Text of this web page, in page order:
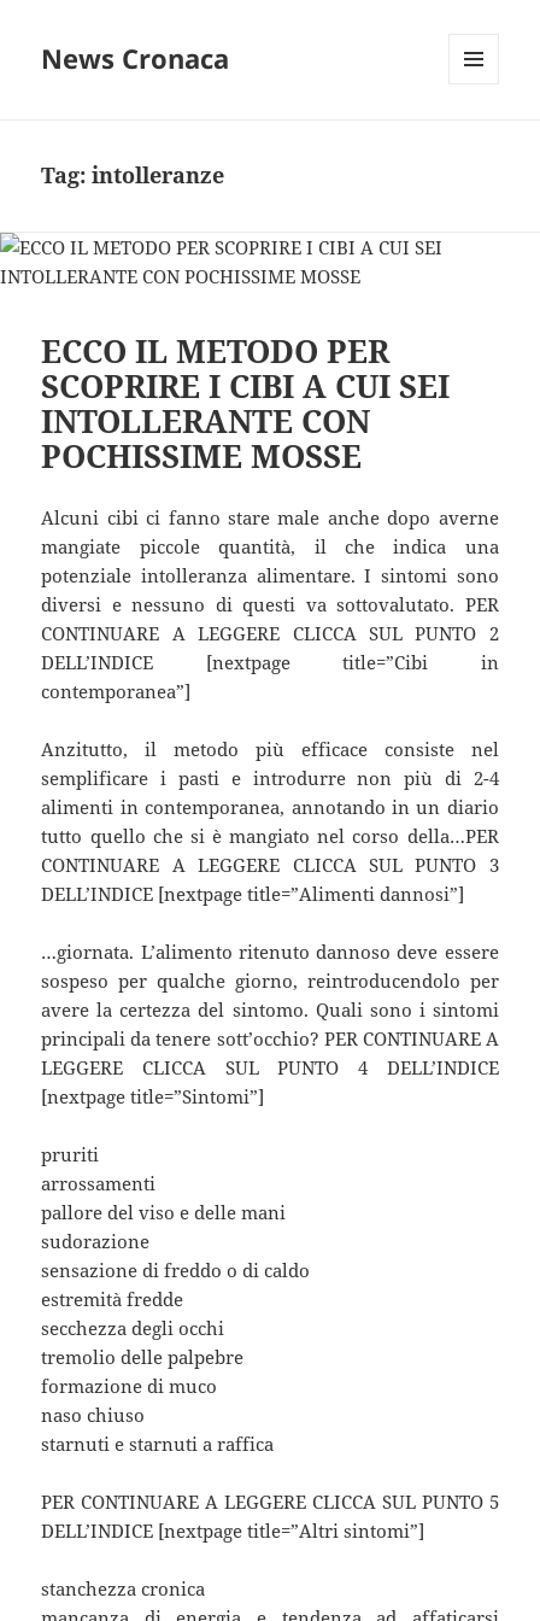
News Cronaca
Tag:intolleranze
ECCO IL METODO PER
SCOPRIRE I CIBI A CUI SEI
INTOLLERANTE CON
POCHISSIME MOSSE
Alcuni cibi ci fanno stare male anche dopo averne
mangiate piccole quantità, il che indica una
potenziale intolleranza alimentare. I sintomi sono
diversi e nessuno di questi va sottovalutato. PER
CONTINUARE A LEGGERE CLICCA SUL PUNTO 2
DELL’INDICE [nextpage title=”Cibi in
contemporanea”]
Anzitutto, il metodo più efficace consiste nel
semplificare i pasti e introdurre non più di 2-4
alimenti in contemporanea, annotando in un diario
tutto quello che si è mangiato nel corso della…PER
CONTINUARE A LEGGERE CLICCA SUL PUNTO 3
DELL’INDICE [nextpage title=”Alimenti dannosi”]
…giornata. L’alimento ritenuto dannoso deve essere
sospeso per qualche giorno, reintroducendolo per
avere la certezza del sintomo. Quali sono i sintomi
principali da tenere sott’occhio? PER CONTINUARE A
LEGGERE CLICCA SUL PUNTO 4 DELL’INDICE
[nextpage title=”Sintomi”]
pruriti
arrossamenti
pallore del viso e delle mani
sudorazione
sensazione di freddo o di caldo
estremità fredde
secchezza degli occhi
tremolio delle palpebre
formazione di muco
naso chiuso
starnuti e starnuti a raffica
PER CONTINUARE A LEGGERE CLICCA SUL PUNTO 5
DELL’INDICE [nextpage title=”Altri sintomi”]
stanchezza cronica